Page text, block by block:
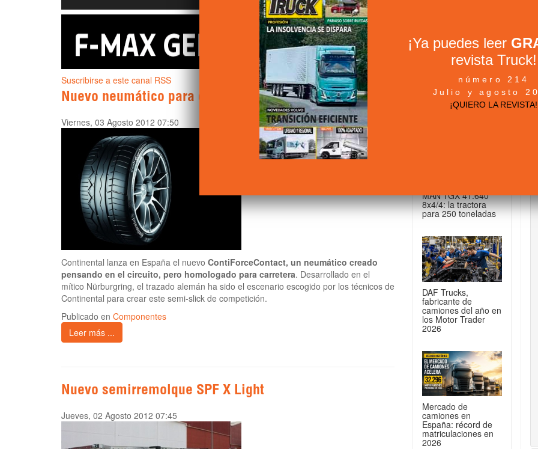
Suscribirse a este canal RSS
Nuevo neumático para circuito de Continental
Viernes, 03 Agosto 2012 07:50
Continental lanza en España el nuevo ContiForceContact, un neumático creado
pensando en el circuito, pero homologado para carretera. Desarrollado en el
mítico Nürburgring, el trazado alemán ha sido el escenario escogido por los técnicos de
Continental para crear este semi-slick de competición.
Publicado en Componentes
Leer más ...
Nuevo semirremolque SPF X Light
Jueves, 02 Agosto 2012 07:45
+ NOTICIAS...
MAN TGX 41.640
8x4/4: la tractora
para 250 toneladas
DAF Trucks,
fabricante de
camiones del año en
los Motor Trader
2026
Mercado de
camiones en
España: récord de
matriculaciones en
2026
¡Ya puedes leer
revista Truck!
número 214
Julio y agosto
¡QUIERO LA REVISTA!